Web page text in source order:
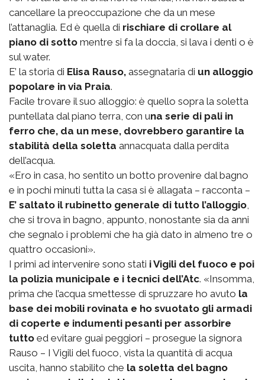
cancellare la preoccupazione che da un mese
l’attanaglia. Ed è quella di rischiare di crollare al
piano di sotto mentre si fa la doccia, si lava i denti o è
sul water.
E’ la storia di Elisa Rauso, assegnataria di un alloggio
popolare in via Praia.
Facile trovare il suo alloggio: è quello sopra la soletta
puntellata dal piano terra, con una serie di pali in
ferro che, da un mese, dovrebbero garantire la
stabilità della soletta annacquata dalla perdita
dell’acqua.
«Ero in casa, ho sentito un botto provenire dal bagno
e in pochi minuti tutta la casa si è allagata – racconta –
E’ saltato il rubinetto generale di tutto l’alloggio
che si trova in bagno, appunto, nonostante sia da anni
che segnalo i problemi che ha già dato in almeno tre o
quattro occasioni».
I primi ad intervenire sono stati i Vigili del fuoco e poi
la polizia municipale e i tecnici dell’Atc. «Insomma,
prima che l’acqua smettesse di spruzzare ho avuto la
base dei mobili rovinata e ho svuotato gli armadi
di coperte e indumenti pesanti per assorbire
tutto ed evitare guai peggiori – prosegue la signora
Rauso – I Vigili del fuoco, vista la quantità di acqua
uscita, hanno stabilito che la soletta del bagno